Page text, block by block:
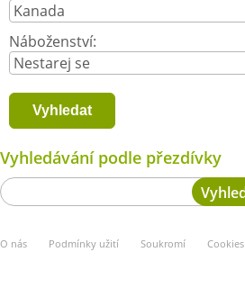
Náboženství:
Vyhledávání podle přezdívky
O nás Podmínky užití Soukromí Cookies